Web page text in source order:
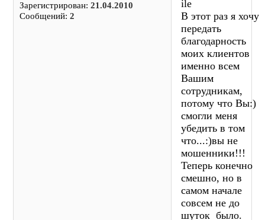
Зарегистрирован:21.04.2010
Сообщений:2
В этот раз я хочу
передать
благодарность
моих клиентов
именно всем
Вашим
сотрудникам,
потому что Вы:)
смогли меня
убедить в том
что...:)вы не
мошенники!!!
Теперь конечно
смешно, но в
самом начале
совсем не до
шуток было.